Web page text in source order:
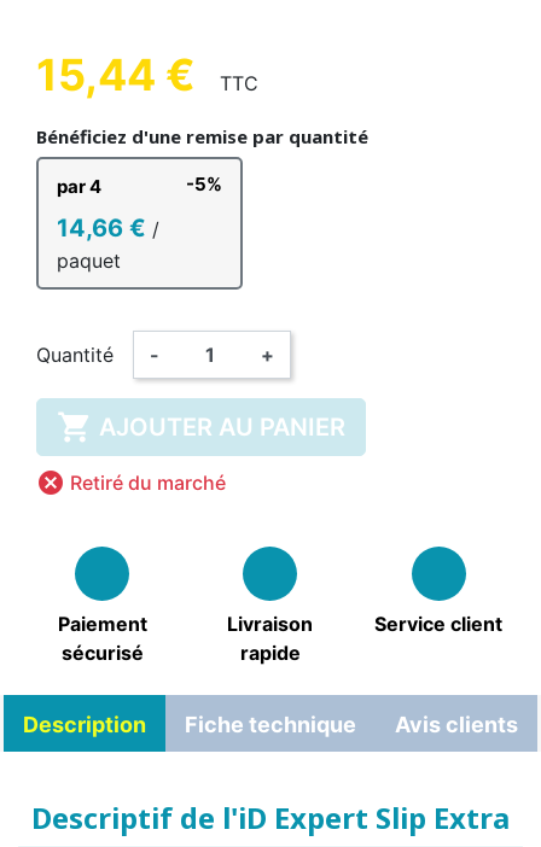
15,44 € TTC
Bénéficiez d'une remise par quantité
par 4 -5%
14,66 € /
paquet
Quantité - +
 AJOUTER AU PANIER
 Retiré du marché
Paiement
sécurisé
Livraison
rapide
Service client
Description Fiche technique Avis clients
Descriptif de l'iD Expert Slip Extra